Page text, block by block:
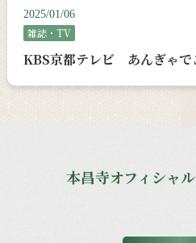
2025/01/06
雑誌・TV
KBS京都テレビ あんぎゃ
本昌寺オフィシャ